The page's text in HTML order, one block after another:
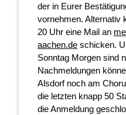
der in Eurer
vornehmen. Alternativ
20 Uhr eine Mail an
aachen.de schicken.
Sonntag Morgen sind
Nachmeldungen
Alsdorf noch am
die letzten knapp 50
die Anmeldung